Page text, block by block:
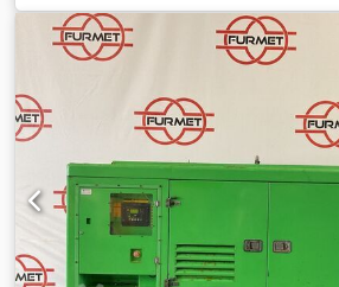
संख्या:2, संचालन के घंटे:1,850 h, उपकरण:
ड्राइव,